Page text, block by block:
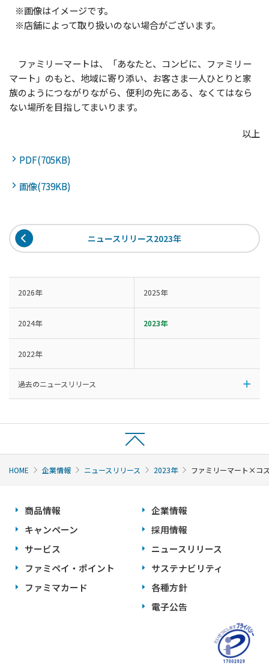
※画像はイメージです。
※店舗によって取り扱いのない場合がございます。
ファミリーマートは、「あなたと、コンビに、ファミリー
マート」のもと、地域に寄り添い、お客さま一人ひとりと家
族のようにつながりながら、便利の先にある、なくてはなら
ない場所を目指してまいります。
以上
PDF(705KB)
画像(739KB)
ニュースリリース2023年
2026年 2025年
2024年 2023年
2022年
過去のニュースリリース
HOME 企業情報 ニュースリリース 2023年 ファミリーマート×コ
商品情報
キャンペーン
サービス
ファミペイ・ポイント
ファミマカード
企業情報
採用情報
ニュースリリース
サステナビリティ
各種方針
電子公告